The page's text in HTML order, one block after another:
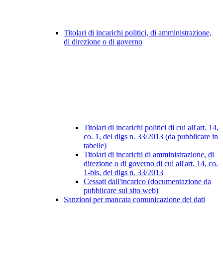
Titolari di incarichi politici, di amministrazione,
di direzione o di governo
Titolari di incarichi politici di cui all'art. 14,
co. 1, del dlgs n. 33/2013 (da pubblicare in
tabelle)
Titolari di incarichi di amministrazione, di
direzione o di governo di cui all'art. 14, co.
1-bis, del dlgs n. 33/2013
Cessati dall'incarico (documentazione da
pubblicare sul sito web)
Sanzioni per mancata comunicazione dei dati